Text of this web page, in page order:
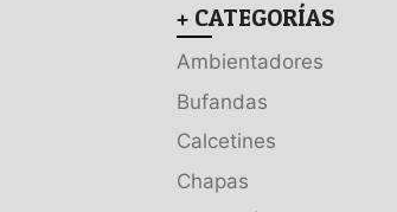
+ CATEGORÍAS
Ambientadores
Bufandas
Calcetines
Chapas